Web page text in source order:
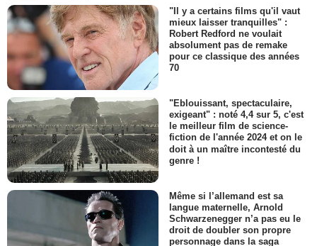
"Il y a certains films qu'il vaut
mieux laisser tranquilles" :
Robert Redford ne voulait
absolument pas de remake
pour ce classique des années
70
"Eblouissant, spectaculaire,
exigeant" : noté 4,4 sur 5, c'est
le meilleur film de science-
fiction de l'année 2024 et on le
doit à un maître incontesté du
genre !
Même si l’allemand est sa
langue maternelle, Arnold
Schwarzenegger n’a pas eu le
droit de doubler son propre
personnage dans la saga